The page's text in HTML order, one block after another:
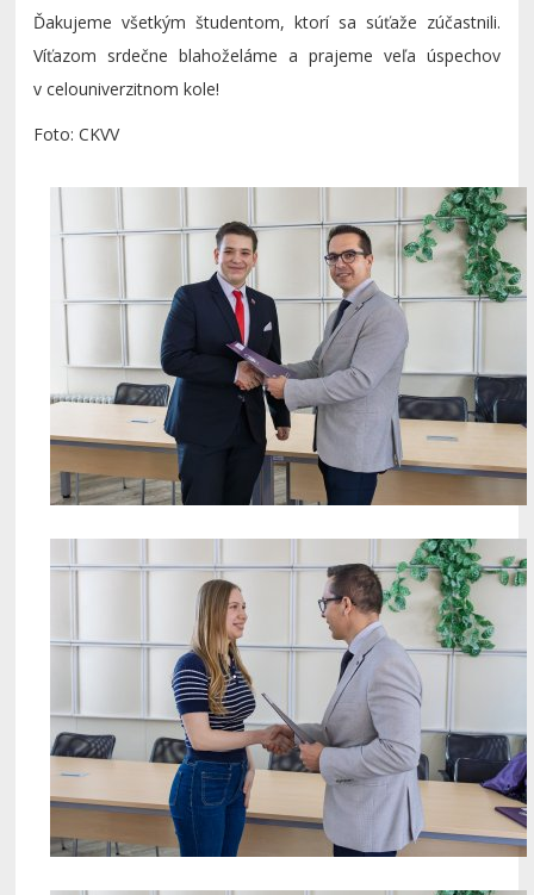
Ďakujeme všetkým študentom, ktorí sa súťaže zúčastnili.
Víťazom srdečne blahoželáme a prajeme veľa úspechov
v celouniverzitnom kole!
Foto: CKVV